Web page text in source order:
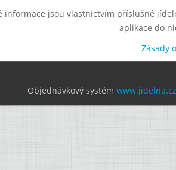
informace jsou vlastnictvím příslušné
aplikace do
Zásady
Objednávkový systém www.jidelna.cz